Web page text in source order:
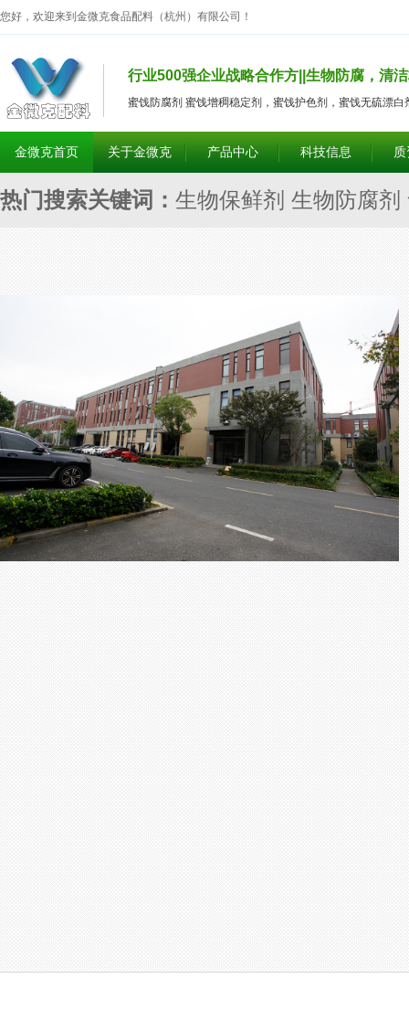
您好，欢迎来到金微克食品配料（杭州）有限公司！
行业500强企业战略合作方||生物防腐，清
蜜饯防腐剂 蜜饯增稠稳定剂，蜜饯护色剂，蜜饯无硫漂白
金微克首页 关于金微克 产品中心 科技信息
热门搜索关键词： 生物保鲜剂 生物防腐剂
增脆剂 食品膨松剂 腐竹耐煮剂 腐竹亮
筋剂 腐竹强筋剂 饮料护色剂 酱菜除臭
杀菌剂 食品消毒剂 防油水分离剂 食品
食品增产剂 食品乳化稳定剂 酱菜 酱腌
豆制品 浓缩果汁 淀粉制品 年糕 米制